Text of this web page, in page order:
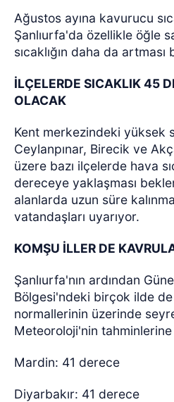
Ağustos ayına kavurucu
Şanlıurfa'da özellikle öğle
sıcaklığın daha da artması
İLÇELERDE SICAKLIK 45
OLACAK
Kent merkezindeki yüksek
Ceylanpınar, Birecik ve
üzere bazı ilçelerde hava
dereceye yaklaşması
alanlarda uzun süre
vatandaşları uyarıyor.
KOMŞU İLLER DE
Şanlıurfa'nın ardından
Bölgesi'ndeki birçok ilde de
normallerinin üzerinde
Meteoroloji'nin
Mardin: 41 derece
Diyarbakır: 41 derece